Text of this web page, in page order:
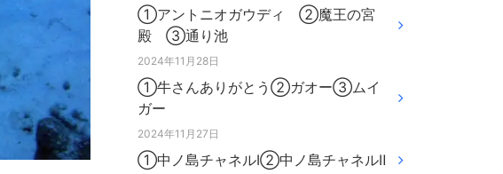
①アントニオガウディ ②魔王の宮
殿 ③通り池
2024年11月28日
①牛さんありがとう②ガオー③ムイ
ガー
2024年11月27日
①中ノ島チャネルⅠ②中ノ島チャネルⅡ